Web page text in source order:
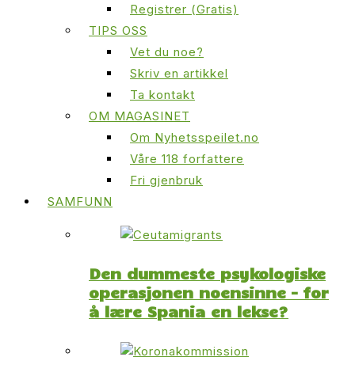
Registrer (Gratis)
TIPS OSS
Vet du noe?
Skriv en artikkel
Ta kontakt
OM MAGASINET
Om Nyhetsspeilet.no
Våre 118 forfattere
Fri gjenbruk
SAMFUNN
Den dummeste psykologiske
operasjonen noensinne – for
å lære Spania en lekse?